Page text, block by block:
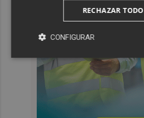
RECHAZAR TODO
CONFIGURAR